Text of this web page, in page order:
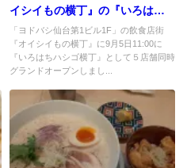
イシイもの横丁』の『いろはち
ハシゴ横丁』５店舗が9/5同時オ
ープンしたので行ってみた！
「ヨドバシ仙台第1ビル1F」の飲食店街
『オイシイもの横丁』に9月5日11:00に
『いろはちハシゴ横丁』として５店舗同時
グランドオープンしまし...